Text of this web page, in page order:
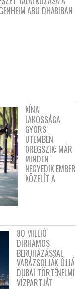
ABU DHABIBAN
KÍNA
LAKOSSÁGA
GYORS
ÜTEMBEN
ÖREGSZIK: MÁR
MINDEN
NEGYEDIK EMBER
KÖZELÍT A
80 MILLIÓ
DIRHAMOS
BERUHÁZÁSSAL
VARÁZSOLJÁK ÚJJÁ
DUBAI TÖRTÉNELMI
VÍZPARTJÁT